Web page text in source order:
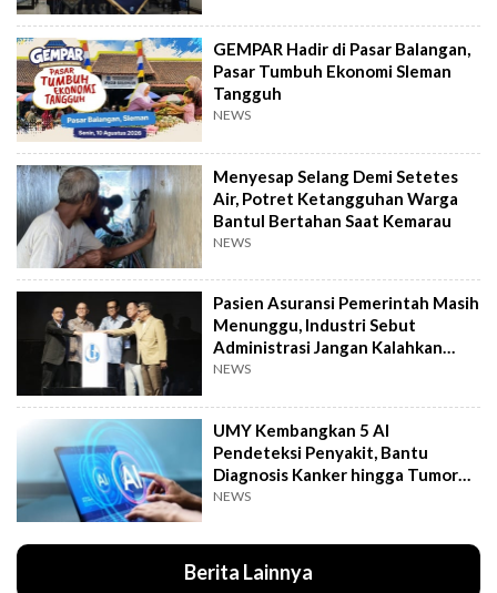
GEMPAR Hadir di Pasar Balangan,
Pasar Tumbuh Ekonomi Sleman
Tangguh
NEWS
Menyesap Selang Demi Setetes
Air, Potret Ketangguhan Warga
Bantul Bertahan Saat Kemarau
NEWS
Pasien Asuransi Pemerintah Masih
Menunggu, Industri Sebut
Administrasi Jangan Kalahkan
Kemanusiaan
NEWS
UMY Kembangkan 5 AI
Pendeteksi Penyakit, Bantu
Diagnosis Kanker hingga Tumor
Otak Lebih Cepat
NEWS
Berita Lainnya